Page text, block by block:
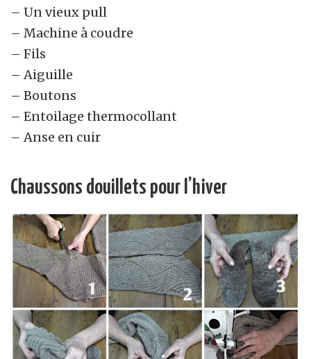
– Un vieux pull
– Machine à coudre
– Fils
– Aiguille
– Boutons
– Entoilage thermocollant
– Anse en cuir
Chaussons douillets pour l’hiver